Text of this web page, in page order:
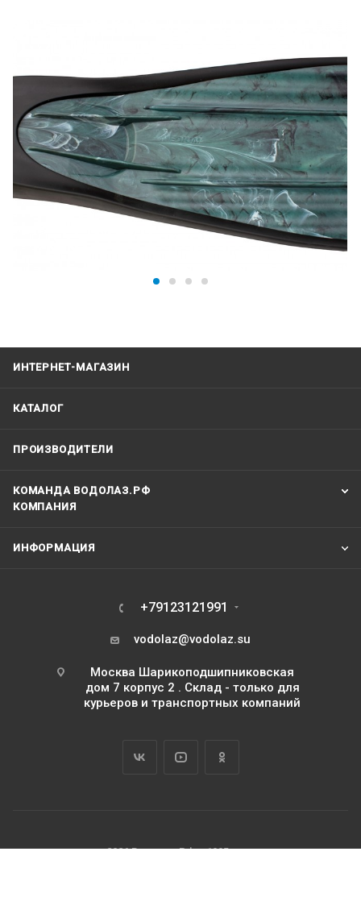
ИНТЕРНЕТ-МАГАЗИН
КАТАЛОГ
ПРОИЗВОДИТЕЛИ
КОМАНДА ВОДОЛАЗ.РФ
КОМПАНИЯ
ИНФОРМАЦИЯ
+79123121991
vodolaz@vodolaz.su
Москва Шарикоподшипниковская
дом 7 корпус 2 . Склад - только для
курьеров и транспортных компаний
2026 Водолаз.РФ с 1995 года